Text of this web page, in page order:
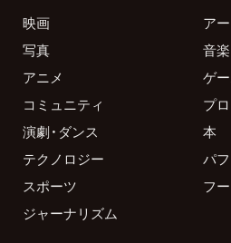
映画
ア
写真
音楽
アニメ
ゲ
コミュニティ
プ
演劇・ダンス
本
テクノロジー
パ
スポーツ
フ
ジャーナリズム